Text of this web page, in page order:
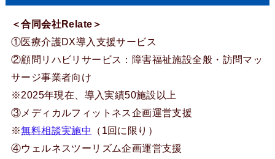
＜合同会社Relate＞
①医療介護DX導入支援サービス
②顧問リハビリサービス：障害福祉施設全般・訪問マッ
サージ事業者向け
※2025年現在、導入実績50施設以上
③メディカルフィットネス企画運営支援
※無料相談実施中
（1回に限り）
④ウェルネスツーリズム企画運営支援